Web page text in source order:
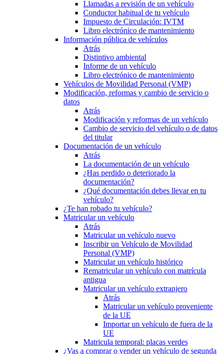
Llamadas a revisión de un vehículo
Conductor habitual de tu vehículo
Impuesto de Circulación: IVTM
Libro electrónico de mantenimiento
Información pública de vehículos
Atrás
Distintivo ambiental
Informe de un vehículo
Libro electrónico de mantenimiento
Vehículos de Movilidad Personal (VMP)
Modificación, reformas y cambio de servicio o
datos
Atrás
Modificación y reformas de un vehículo
Cambio de servicio del vehículo o de datos
del titular
Documentación de un vehículo
Atrás
La documentación de un vehículo
¿Has perdido o deteriorado la
documentación?
¿Qué documentación debes llevar en tu
vehículo?
¿Te han robado tu vehículo?
Matricular un vehículo
Atrás
Matricular un vehículo nuevo
Inscribir un Vehículo de Movilidad
Personal (VMP)
Matricular un vehículo histórico
Rematricular un vehículo con matrícula
antigua
Matricular un vehículo extranjero
Atrás
Matricular un vehículo proveniente
de la UE
Importar un vehículo de fuera de la
UE
Matricula temporal: placas verdes
¿Vas a comprar o vender un vehículo de segunda